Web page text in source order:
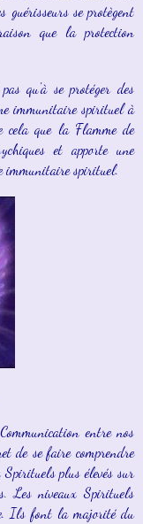
guérisseurs se protègent
que la protection
qu'à se protéger des
immunitaire spirituel à
cela que la Flamme de
et apporte une
immunitaire spirituel.
entre nos
de se faire comprendre
plus élevés sur
Les niveaux Spirituels
Ils font la majorité du